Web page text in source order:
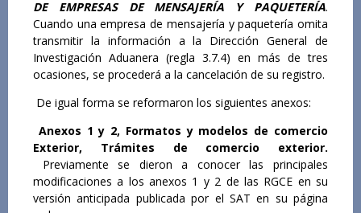
DE EMPRESAS DE MENSAJERÍA Y PAQUETERÍA.
Cuando una empresa de mensajería y paquetería omita
transmitir la información a la Dirección General de
Investigación Aduanera (regla 3.7.4) en más de tres
ocasiones, se procederá a la cancelación de su registro.
De igual forma se reformaron los siguientes anexos:
Anexos 1 y 2, Formatos y modelos de comercio
Exterior, Trámites de comercio exterior.
Previamente se dieron a conocer las principales
modificaciones a los anexos 1 y 2 de las RGCE en su
versión anticipada publicada por el SAT en su página